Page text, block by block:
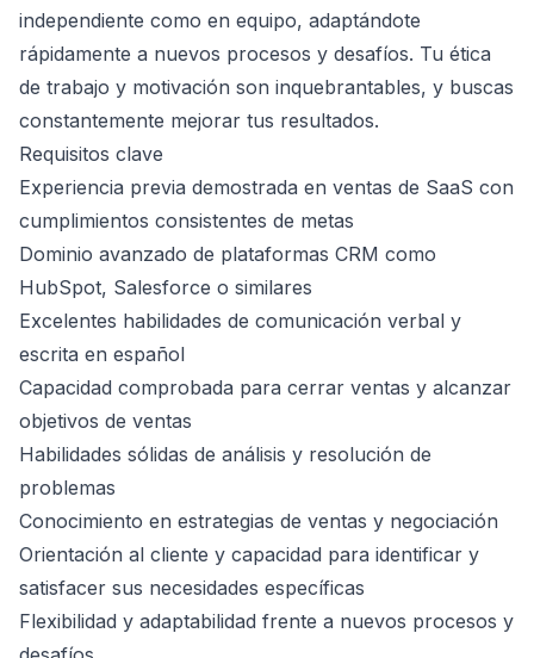
independiente como en equipo, adaptándote
rápidamente a nuevos procesos y desafíos. Tu ética
de trabajo y motivación son inquebrantables, y buscas
constantemente mejorar tus resultados.
Requisitos clave
Experiencia previa demostrada en ventas de SaaS con
cumplimientos consistentes de metas
Dominio avanzado de plataformas CRM como
HubSpot, Salesforce o similares
Excelentes habilidades de comunicación verbal y
escrita en español
Capacidad comprobada para cerrar ventas y alcanzar
objetivos de ventas
Habilidades sólidas de análisis y resolución de
problemas
Conocimiento en estrategias de ventas y negociación
Orientación al cliente y capacidad para identificar y
satisfacer sus necesidades específicas
Flexibilidad y adaptabilidad frente a nuevos procesos y